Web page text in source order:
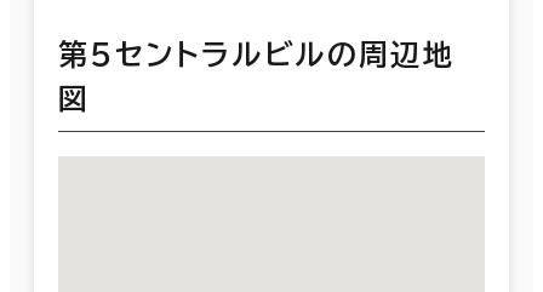
第５セントラルビルの周辺地
図